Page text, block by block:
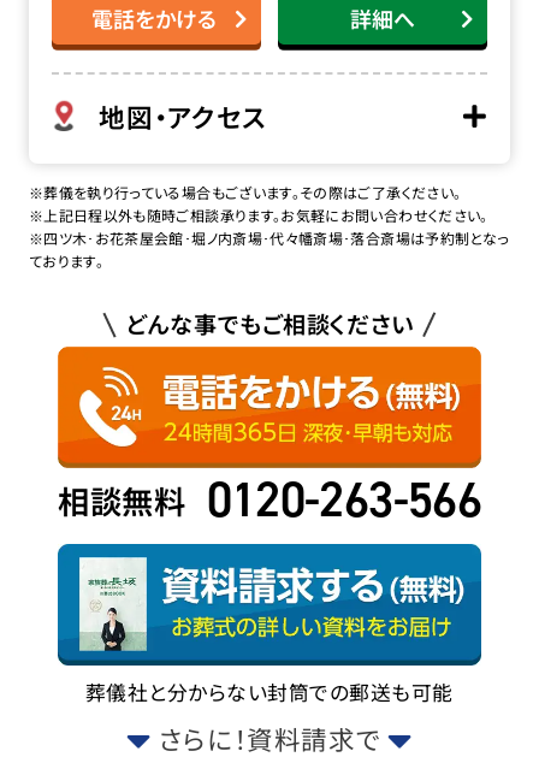
電話をかける 詳細へ
地図・アクセス
※葬儀を執り行っている場合もございます。その際はご了承ください。
※上記日程以外も随時ご相談承ります。お気軽にお問い合わせください。
※四ツ木･お花茶屋会館･堀ノ内斎場･代々幡斎場･落合斎場は予約制となっ
ております。
どんな事でもご相談ください
相談無料 0120-263-566
葬儀社と分からない封筒での郵送も可能
さらに！資料請求で